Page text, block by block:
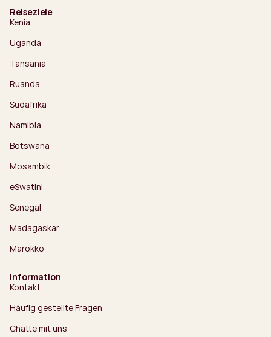
Reiseziele
Kenia
Uganda
Tansania
Ruanda
Südafrika
Namibia
Botswana
Mosambik
eSwatini
Senegal
Madagaskar
Marokko
Information
Kontakt
Häufig gestellte Fragen
Chatte mit uns